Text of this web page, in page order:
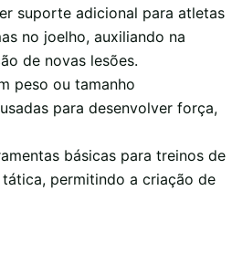
suporte adicional para atletas
no joelho, auxiliando na
de novas lesões.
peso ou tamanho
para desenvolver força,
básicas para treinos de
permitindo a criação de